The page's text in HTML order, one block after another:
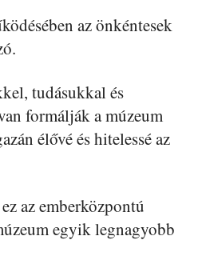
az önkéntesek
tudásukkal és
formálják a múzeum
élővé és hitelessé az
az emberközpontú
egyik legnagyobb